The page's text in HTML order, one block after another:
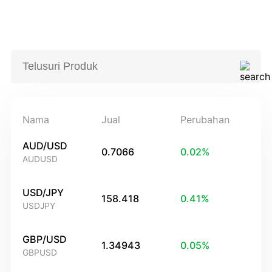
Nama Jual Perubahan
AUD/USD
AUDUSD
0.7066 0.02%
USD/JPY
USDJPY
158.418 0.41%
GBP/USD
GBPUSD
1.34943 0.05%